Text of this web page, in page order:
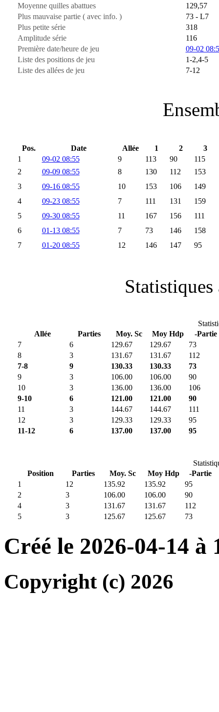
Moyenne quilles abattues
129,57
Plus mauvaise partie ( avec info. )
73 - L7
Plus petite série
318
Amplitude série
116
Première date/heure de jeu
09-02
Liste des positions de jeu
1-2,4-5
Liste des allées de jeu
7-12
Pos. Date Allée 1 2
3
1
09-02 08:55 9 113 90 115
2
09-09 08:55 8 130 112 153
3
09-16 08:55 10 153 106 149
4
09-23 08:55 7 111 131 159
5
09-30 08:55 11 167 156 111
6
01-13 08:55 7 73 146 158
7
01-20 08:55 12 146 147 95
Allée
Parties Moy. Sc Moy Hdp
-Partie
7
6 129.67 129.67
73
8
3 131.67 131.67
112
7-8
9 130.33 130.33
73
9
3 106.00 106.00
90
10
3 136.00 136.00
106
9-10
6 121.00 121.00
90
11
3 144.67 144.67
111
12
3 129.33 129.33
95
11-12
6 137.00 137.00 95
Position
Parties Moy. Sc Moy Hdp
-Partie
1
12 135.92 135.92 95
2
3 106.00 106.00 90
4
3 131.67 131.67 112
5
3 125.67 125.67 73
Créé le 2026-04-14
Copyright (c) 2026